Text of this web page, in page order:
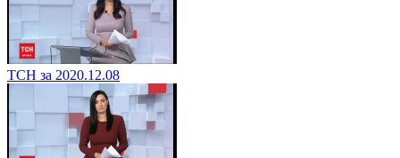
ТСН за 2020.12.08